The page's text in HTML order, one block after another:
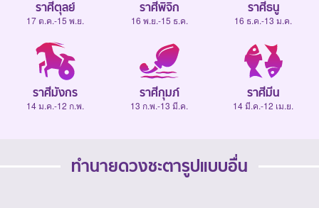
ราศีตุลย์
17 ต.ค.-15 พ.ย.
ราศีพิจิก
16 พ.ย.-15 ธ.ค.
ราศีธนู
16 ธ.ค.-13 ม.ค.
ราศีมังกร
14 ม.ค.-12 ก.พ.
ราศีกุมภ์
13 ก.พ.-13 มี.ค.
ราศีมีน
14 มี.ค.-12 เม.ย.
ทำนายดวงชะตารูปแบบอื่น